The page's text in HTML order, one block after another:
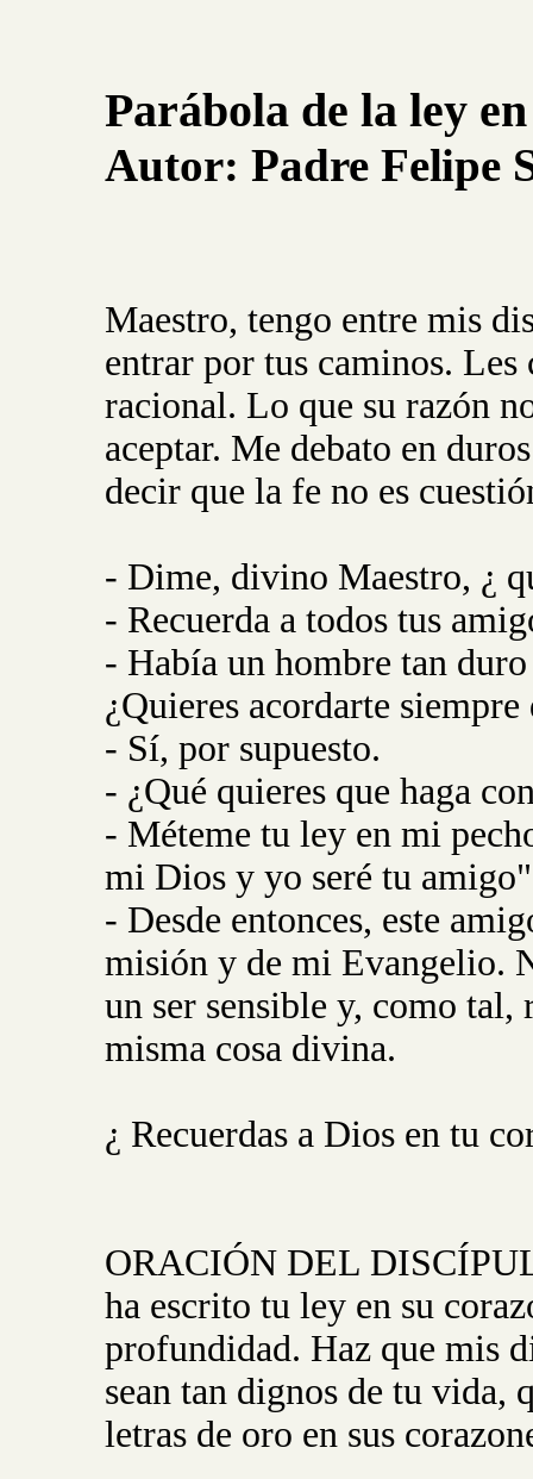
Parábola de la ley
Autor: Padre Felipe
Maestro, tengo entre mis
entrar por tus caminos. Les
racional. Lo que su razón
aceptar. Me debato en
decir que la fe no es
- Dime, divino Maestro, ¿
- Recuerda a todos tus
- Había un hombre tan
¿Quieres acordarte siempre
- Sí, por supuesto.
- ¿Qué quieres que haga
- Méteme tu ley en mi
mi Dios y yo seré tu
- Desde entonces, este
misión y de mi Evangelio.
un ser sensible y, como tal,
misma cosa divina.
¿ Recuerdas a Dios en tu
ORACIÓN DEL
ha escrito tu ley en su
profundidad. Haz que mis
sean tan dignos de tu vida,
letras de oro en sus